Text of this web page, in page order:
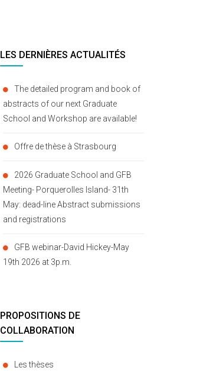
LES DERNIÈRES ACTUALITÉS
The detailed program and book of
abstracts of our next Graduate
School and Workshop are available!
Offre de thèse à Strasbourg
2026 Graduate School and GFB
Meeting- Porquerolles Island- 31th
May: dead-line Abstract submissions
and registrations
GFB webinar-David Hickey-May
19th 2026 at 3p.m.
PROPOSITIONS DE
COLLABORATION
Les thèses